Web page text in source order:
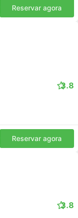
Reservar agora
3.8
Reservar agora
3.8